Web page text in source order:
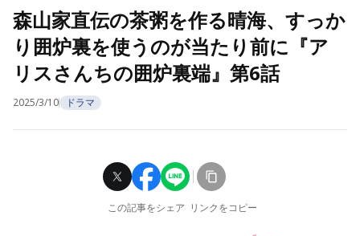
森山家直伝の茶粥を作る晴海、すっか
り囲炉裏を使うのが当たり前に『ア
リスさんちの囲炉裏端』第6話
2025/3/10 ドラマ
この記事をシェア リンクをコピー